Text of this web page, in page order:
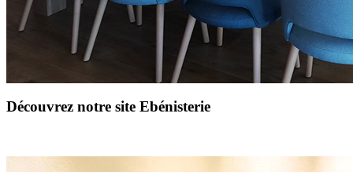
Découvrez notre site Ebénisterie